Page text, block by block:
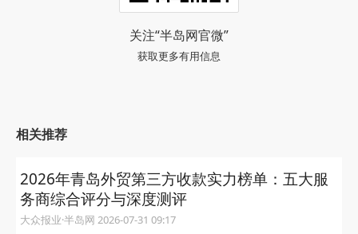
关注“半岛网官微”
获取更多有用信息
相关推荐
2026年青岛外贸第三方收款实力榜单：五大服
务商综合评分与深度测评
大众报业·半岛网 2026-07-31 09:17